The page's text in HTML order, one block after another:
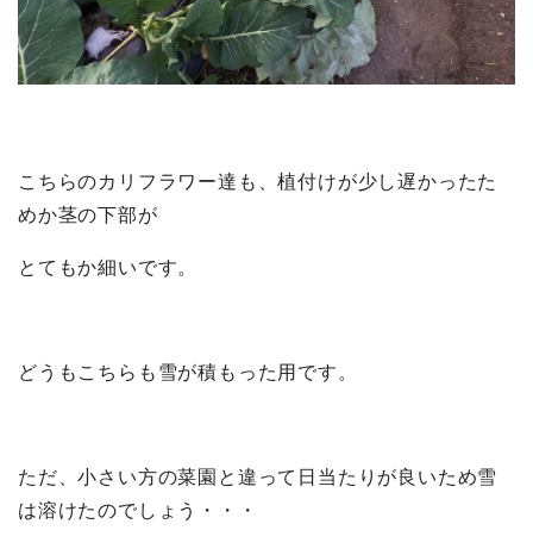
こちらのカリフラワー達も、植付けが少し遅かったた
めか茎の下部が
とてもか細いです。
どうもこちらも雪が積もった用です。
ただ、小さい方の菜園と違って日当たりが良いため雪
は溶けたのでしょう・・・